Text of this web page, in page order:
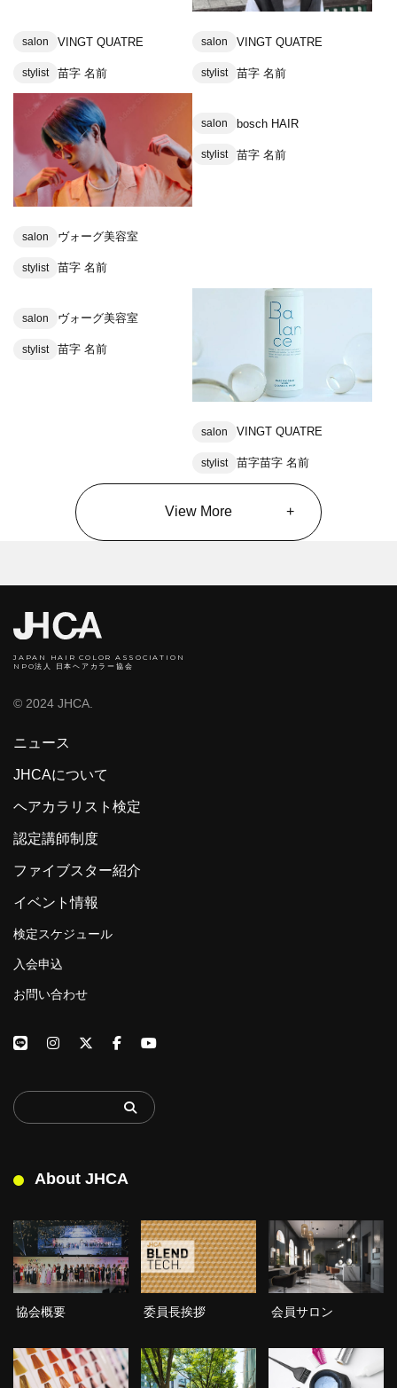
salon VINGT QUATRE
stylist 苗字 名前
salon VINGT QUATRE
stylist 苗字 名前
salon ヴォーグ美容室
stylist 苗字 名前
salon bosch HAIR
stylist 苗字 名前
salon ヴォーグ美容室
stylist 苗字 名前
salon VINGT QUATRE
stylist 苗字苗字 名前
View More
JAPAN HAIR COLOR ASSOCIATION
NPO法人 日本ヘアカラー協会
© 2024 JHCA.
ニュース
JHCAについて
ヘアカラリスト検定
認定講師制度
ファイブスター紹介
イベント情報
検定スケジュール
入会申込
お問い合わせ
About JHCA
協会概要 委員長挨拶 会員サロン